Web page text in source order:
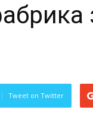
Tweet on Twitter